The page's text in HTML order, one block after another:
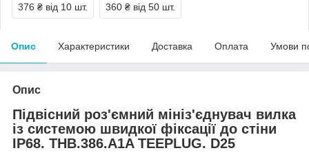
376 ₴ від 10 шт. 360 ₴ від 50 шт.
Опис Характеристики Доставка Оплата Умови
Опис
Підвісний роз'ємний мініз'єднувач вилка
із системою швидкої фіксації до стіни
IP68. THB.386.A1A TEEPLUG. D25